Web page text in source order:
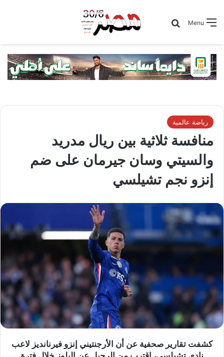
Menu
Search for
رياضة عالمية
منافسة ثلاثية بين ريال مدريد
والسيتي وسان جيرمان على ضم
إنزو نجم تشيلسي
كشفت تقارير صحفية عن أن الأرجنتيني إنزو فيرنانديز لاعب